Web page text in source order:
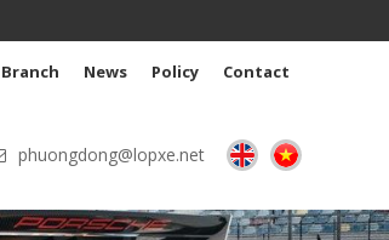
Branch News Policy Contact
phuongdong@lopxe.net